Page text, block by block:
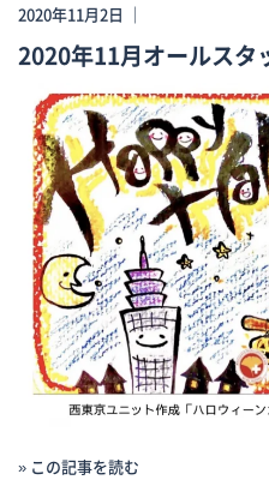
2020年11月2日 ｜
2020年11月オールスタ
» この記事を読む